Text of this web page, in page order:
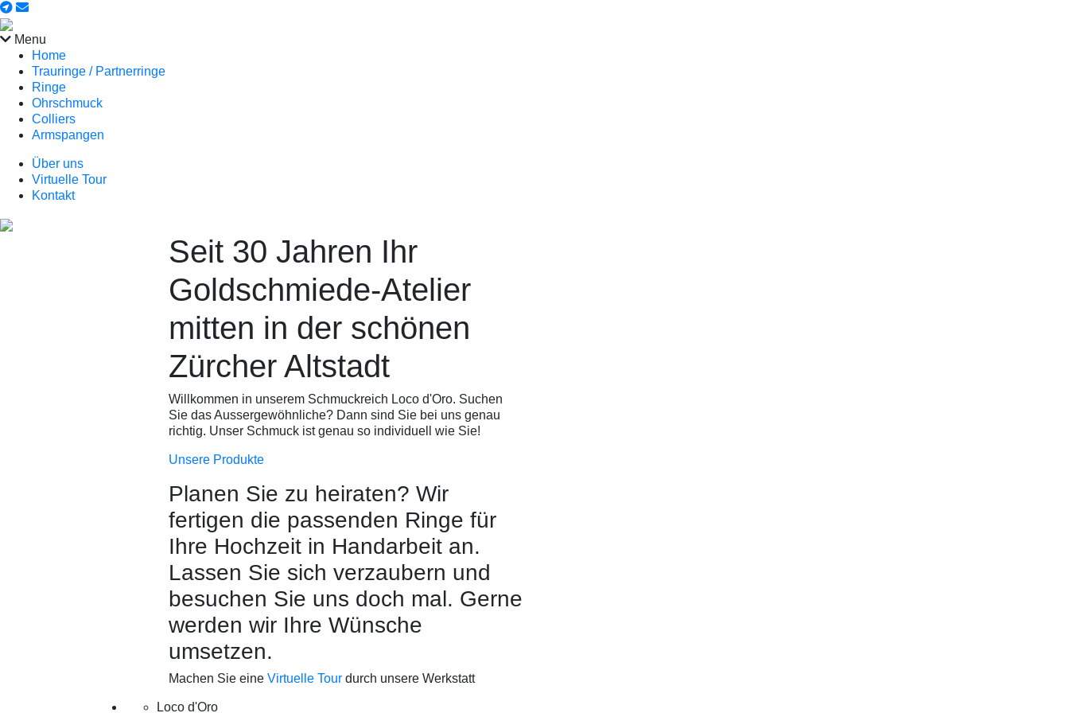
Menu
Home
Trauringe / Partnerringe
Ringe
Ohrschmuck
Colliers
Armspangen
Über uns
Virtuelle Tour
Kontakt
Seit 30 Jahren Ihr
Goldschmiede-Atelier
mitten in der schönen
Zürcher Altstadt
Will­kommen in unserem Schmuck­reich Loco d'Oro. Suchen
Sie das Ausser­ge­wöhn­liche? Dann sind Sie bei uns genau
richtig. Unser Schmuck ist genau so individuell wie Sie!
Unsere Produkte
Planen Sie zu heiraten? Wir
fertigen die passenden Ringe für
Ihre Hochzeit in Handarbeit an.
Lassen Sie sich verzaubern und
besuchen Sie uns doch mal. Gerne
werden wir Ihre Wünsche
umsetzen.
Machen Sie eine Virtuelle Tour durch unsere Werkstatt
Loco d'Oro